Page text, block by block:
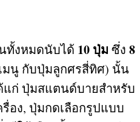
ทั้งหมดนับได้ 10 ปุ่ม ซึ่ง 8
มนู กับปุ่มลูกศรสี่ทิศ) นั้น
แก่ ปุ่มสแตนด์บายสำหรับ
อง, ปุ่มกดเลือกรูปแบบ